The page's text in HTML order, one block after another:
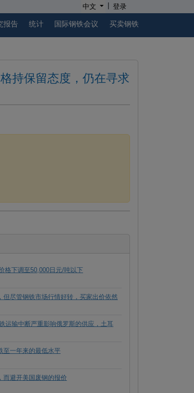
中文 | 登录
报告 统计 国际钢铁会议 买卖钢铁
持保留态度，仍在寻求
格下调至50,000日元/吨以下
但尽管钢铁市场行情好转，买家出价依然
运输中断严重影响俄罗斯的供应，土耳
至一年来的最低水平
而避开美国废钢的报价